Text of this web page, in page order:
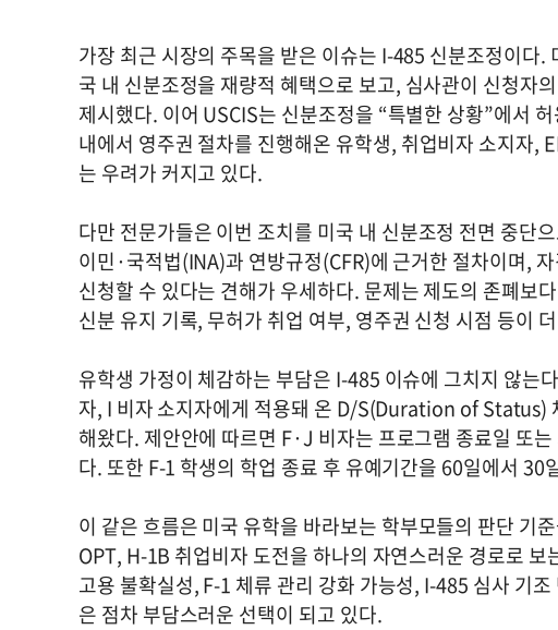
가장 최근 시장의 주목을 받은 이슈는 I-485 신분조정이다.
국 내 신분조정을 재량적 혜택으로 보고, 심사관이 신청자
제시했다. 이어 USCIS는 신분조정을 “특별한 상황”에서
내에서 영주권 절차를 진행해온 유학생, 취업비자 소지자,
는 우려가 커지고 있다.
다만 전문가들은 이번 조치를 미국 내 신분조정 전면 중단
이민·국적법(INA)과 연방규정(CFR)에 근거한 절차이며,
신청할 수 있다는 견해가 우세하다. 문제는 제도의 존폐보
신분 유지 기록, 무허가 취업 여부, 영주권 신청 시점 등이
유학생 가정이 체감하는 부담은 I-485 이슈에 그치지 않는
자, I 비자 소지자에게 적용돼 온 D/S(Duration of Status)
해왔다. 제안안에 따르면 F·J 비자는 프로그램 종료일 또
다. 또한 F-1 학생의 학업 종료 후 유예기간을 60일에서 30
이 같은 흐름은 미국 유학을 바라보는 학부모들의 판단 기
OPT, H-1B 취업비자 도전을 하나의 자연스러운 경로로
고용 불확실성, F-1 체류 관리 강화 가능성, I-485 심사 기
은 점차 부담스러운 선택이 되고 있다.